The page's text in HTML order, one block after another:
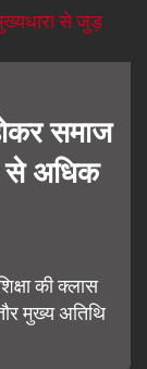
समाज
से अधिक
की क्लास
मुख्य अतिथि